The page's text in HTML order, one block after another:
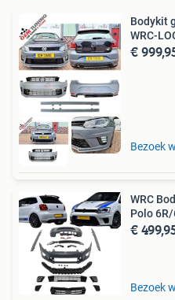
Bodykit
WRC-
€
Bezoek
WRC
Polo
€
Bezoek